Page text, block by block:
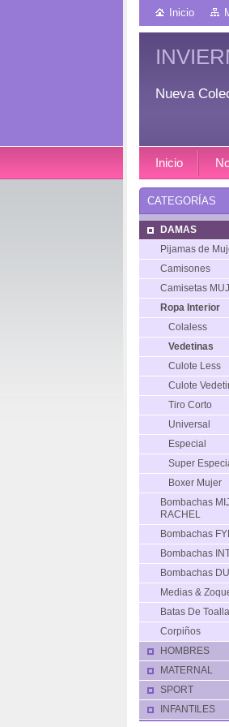
Inicio
Nueva
Inicio
CATEGORÍAS
DAMAS
Pijamas de
Camisones
Camisetas
Ropa Interior
Colaless
Vedetinas
Culote Less
Culote
Tiro Corto
Universal
Especial
Super
Boxer Mujer
Bombachas
RACHEL
Bombachas
Bombachas
Bombachas
Medias &
Batas De
Corpiños
HOMBRES
MATERNAL
SPORT
INFANTILES